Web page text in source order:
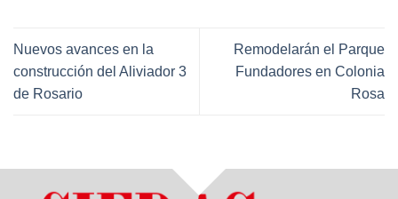
Nuevos avances en la
construcción del Aliviador 3
de Rosario
Remodelarán el Parque
Fundadores en Colonia
Rosa